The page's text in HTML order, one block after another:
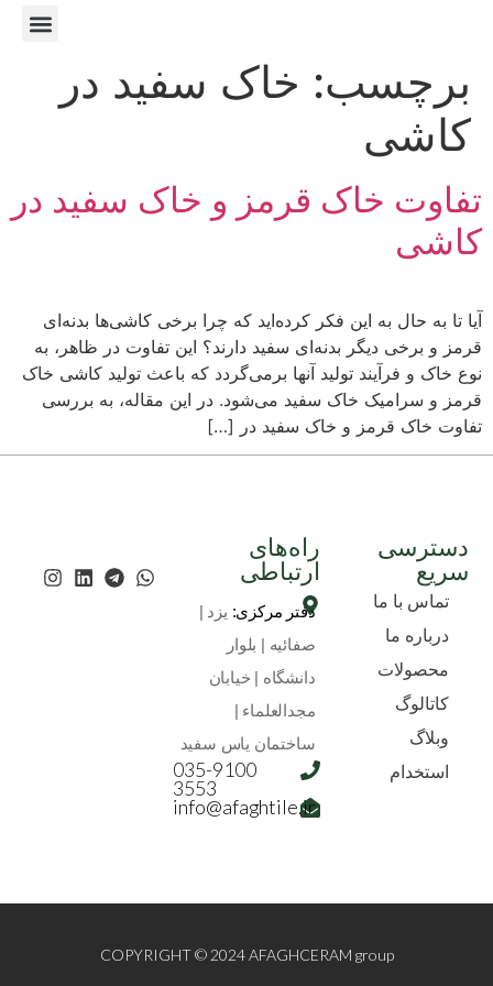
برچسب: خاک سفید در
کاشی
تفاوت خاک قرمز و خاک سفید در
کاشی
آیا تا به حال به این فکر کرده‌اید که چرا برخی کاشی‌ها بدنه‌ای
قرمز و برخی دیگر بدنه‌ای سفید دارند؟ این تفاوت در ظاهر، به
نوع خاک و فرآیند تولید آنها برمی‌گردد که باعث تولید کاشی خاک
قرمز و سرامیک خاک سفید می‌شود. در این مقاله، به بررسی
تفاوت خاک قرمز و خاک سفید در […]
دسترسی
سریع
تماس با ما
درباره ما
محصولات
کاتالوگ
وبلاگ
استخدام
راه‌های
ارتباطی
دفتر مرکزی: یزد |
صفائیه | بلوار
دانشگاه | خیابان
مجدالعلماء |
ساختمان یاس سفید
035-9100
3553
info@afaghtile.ir
COPYRIGHT©2024 AFAGHCERAM group